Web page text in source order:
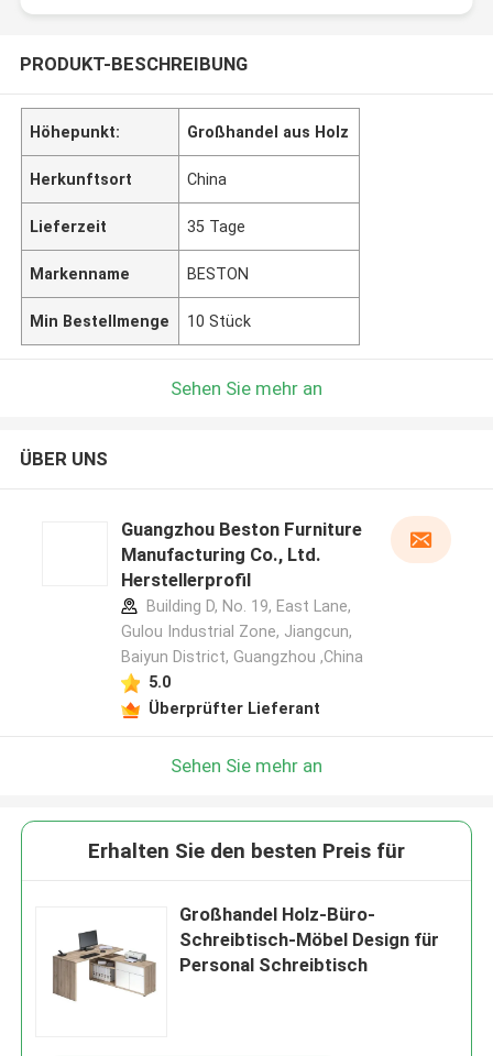
PRODUKT-BESCHREIBUNG
Höhepunkt: Großhandel aus Holz
Herkunftsort China
Lieferzeit 35 Tage
Markenname BESTON
Min Bestellmenge 10 Stück
Sehen Sie mehr an
ÜBER UNS
Guangzhou Beston Furniture
Manufacturing Co., Ltd.
Herstellerprofil
Building D, No. 19, East Lane,
Gulou Industrial Zone, Jiangcun,
Baiyun District, Guangzhou ,China
5.0
Überprüfter Lieferant
Sehen Sie mehr an
Erhalten Sie den besten Preis für
Großhandel Holz-Büro-
Schreibtisch-Möbel Design für
Personal Schreibtisch